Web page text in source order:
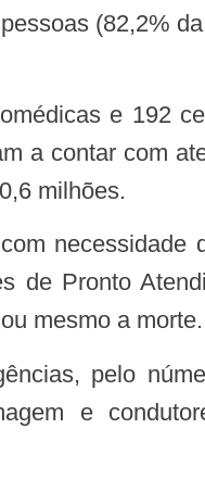
(82,2%
a contar com
milhões.
de Pronto
mesmo a morte.
e